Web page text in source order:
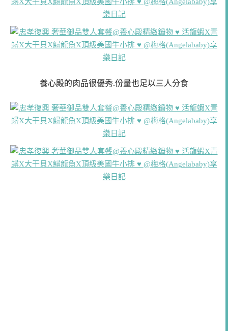
養心殿的肉品很優秀.份量也足以三人分食